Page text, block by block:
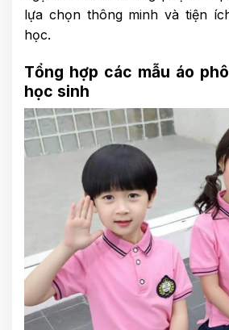
lựa chọn thông minh và tiện
học.
Tổng hợp các mẫu áo
học sinh